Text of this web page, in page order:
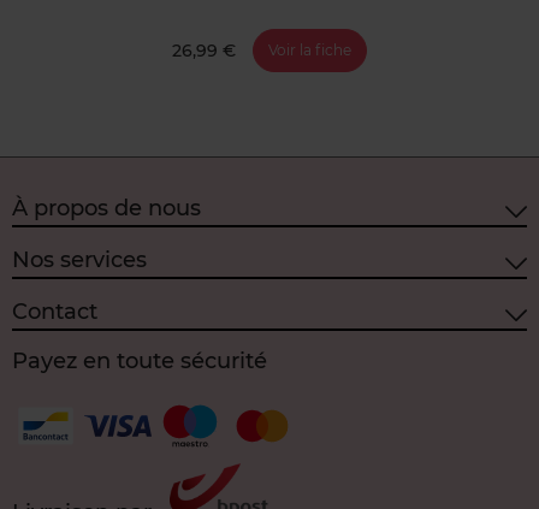
26,99 € Voir la fiche
À propos de nous
Nos services
Contact
Payez en toute sécurité